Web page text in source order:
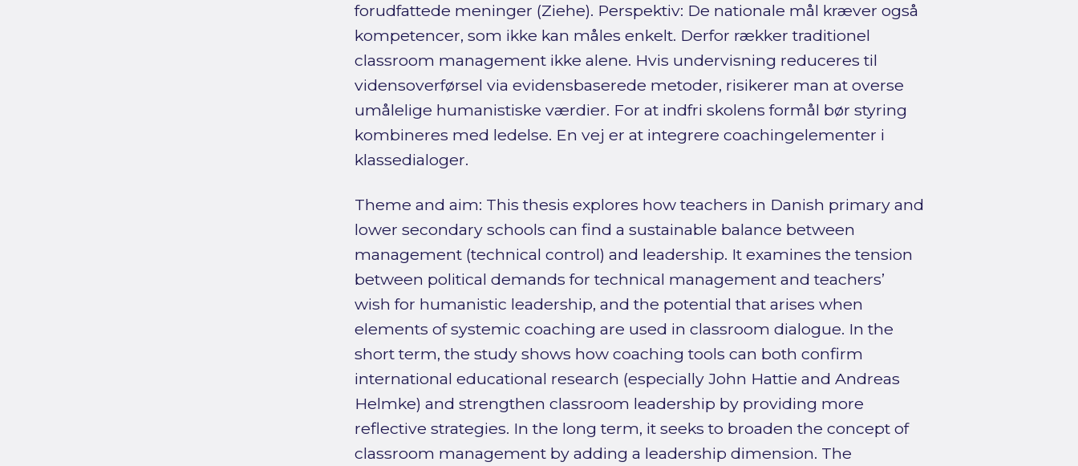
forudfattede meninger (Ziehe). Perspektiv: De nationale mål kræver også
kompetencer, som ikke kan måles enkelt. Derfor rækker traditionel
classroom management ikke alene. Hvis undervisning reduceres til
vidensoverførsel via evidensbaserede metoder, risikerer man at overse
umålelige humanistiske værdier. For at indfri skolens formål bør styring
kombineres med ledelse. En vej er at integrere coachingelementer i
klassedialoger.
Theme and aim: This thesis explores how teachers in Danish primary and
lower secondary schools can find a sustainable balance between
management (technical control) and leadership. It examines the tension
between political demands for technical management and teachers’
wish for humanistic leadership, and the potential that arises when
elements of systemic coaching are used in classroom dialogue. In the
short term, the study shows how coaching tools can both confirm
international educational research (especially John Hattie and Andreas
Helmke) and strengthen classroom leadership by providing more
reflective strategies. In the long term, it seeks to broaden the concept of
classroom management by adding a leadership dimension. The